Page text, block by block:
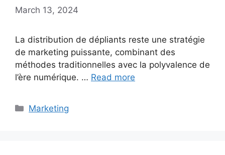
March 13, 2024
La distribution de dépliants reste une stratégie
de marketing puissante, combinant des
méthodes traditionnelles avec la polyvalence de
l’ère numérique. … Read more
Categories
Marketing